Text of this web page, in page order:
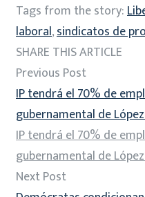
Tags from the story:
laboral,sindicatos de
SHARE THIS ARTICLE
Previous Post
IP tendrá el 70% de
gubernamental de
IP tendrá el 70% de
gubernamental de
Next Post